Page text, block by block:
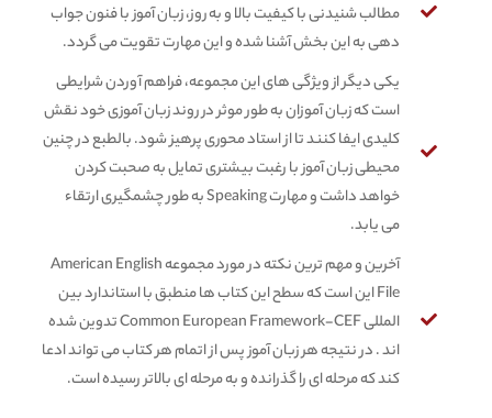
مطالب شنیدنی با کیفیت بالا و به روز، زبان آموز با فنون جواب
دهی به این بخش آشنا شده و این مهارت تقویت می گردد.
یکی دیگر از ویژگی های این مجموعه، فراهم آوردن شرایطی
است که زبان آموزان به طور موثر در روند زبان آموزی خود نقش
کلیدی ایفا کنند تا از استاد محوری پرهیز شود. بالطبع در چنین
محیطی زبان آموز با رغبت بیشتری تمایل به صحبت کردن
خواهد داشت و مهارت Speaking به طور چشمگیری ارتقاء
می یابد.
آخرین و مهم ترین نکته در مورد مجموعه American English
File این است که سطح این کتاب ها منطبق با استاندارد بین
المللی Common European Framework-CEF تدوین شده
اند . در نتیجه هر زبان آموز پس از اتمام هر کتاب می تواند ادعا
کند که مرحله ای را گذرانده و به مرحله ای بالاتر رسیده است.